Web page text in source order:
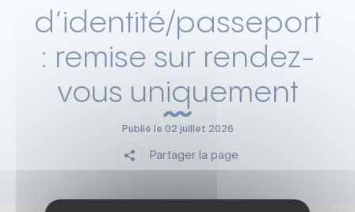
d’identité/passeport
: remise sur rendez-
vous uniquement
Publié le 02 juillet 2026
Partager la page